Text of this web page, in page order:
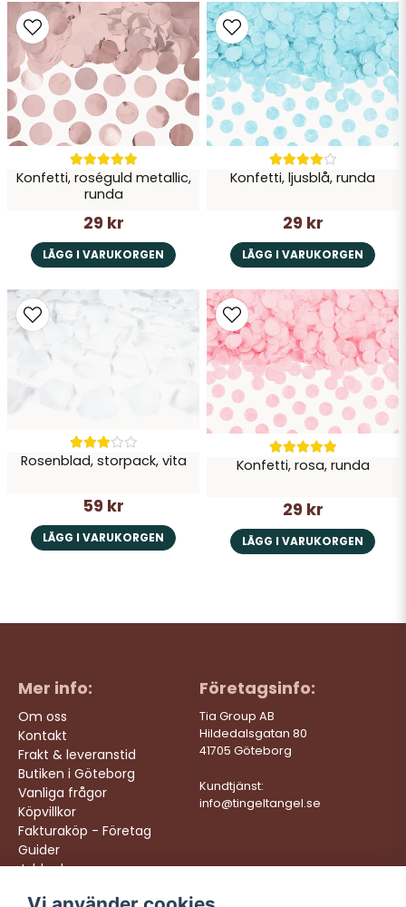
Konfetti, roséguld metallic,
runda
29 kr
LÄGG I VARUKORGEN
Konfetti, ljusblå, runda
29 kr
LÄGG I VARUKORGEN
Rosenblad, storpack, vita
59 kr
LÄGG I VARUKORGEN
Konfetti, rosa, runda
29 kr
LÄGG I VARUKORGEN
Mer info:
Om oss
Kontakt
Frakt & leveranstid
Butiken i Göteborg
Vanliga frågor
Köpvillkor
Fakturaköp - Företag
Guider
Jobba hos oss
Företagsinfo:
Tia Group AB
Hildedalsgatan 80
41705 Göteborg
Kundtjänst:
info@tingeltangel.se